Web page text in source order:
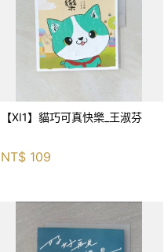
【XI1】貓巧可真快樂_王淑芬
NT$ 109